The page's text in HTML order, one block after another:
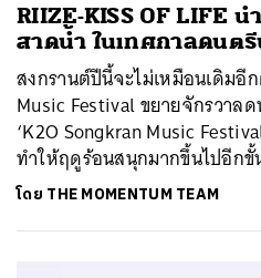
RIIZE-KISS OF LIFE
สาดน้ำ ในเทศกาลดนตรี
สงกรานต์ปีนี้จะไม่เหมือนเดิมอี
Music Festival ขยายจักรวาล
‘K2O Songkran Music
ทำให้ฤดูร้อนสนุกมากขึ้นไปอีกขั้
โดย THE MOMENTUM TEAM
ค้นหา